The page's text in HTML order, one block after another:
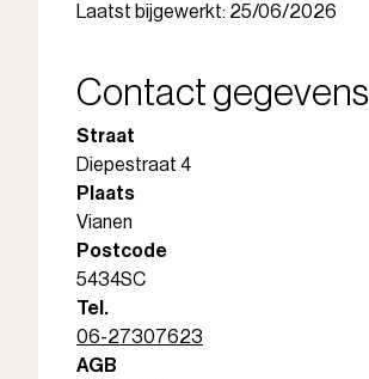
Laatst bijgewerkt: 25/06/2026
Contact gegevens
Straat
Diepestraat 4
Plaats
Vianen
Postcode
5434SC
Tel.
06-27307623
AGB